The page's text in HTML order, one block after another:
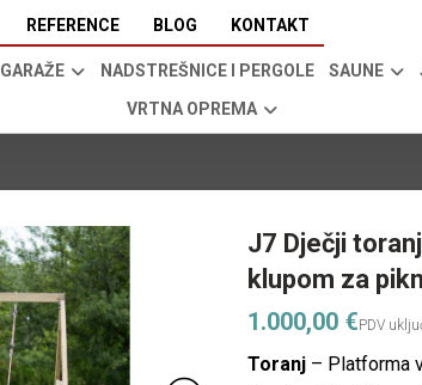
REFERENCE BLOG KONTAKT
GARAŽE NADSTREŠNICE I PERGOLE SAUNE
VRTNA OPREMA
J7 Dječji
klupom za
1.000,00 €
Toranj– Platforma